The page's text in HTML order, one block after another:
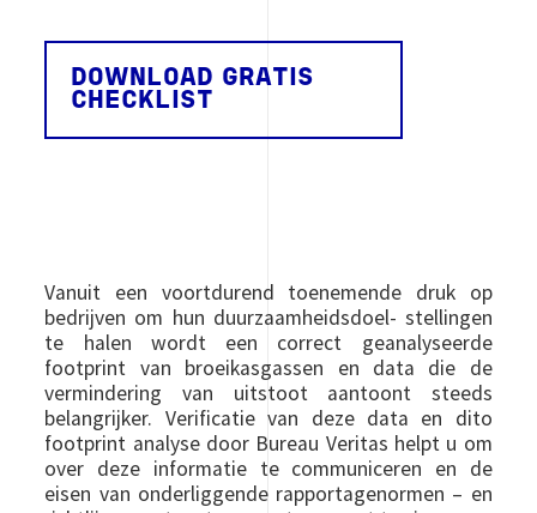
DOWNLOAD GRATIS
CHECKLIST
Vanuit een voortdurend toenemende druk op
bedrijven om hun duurzaamheidsdoel- stellingen
te halen wordt een correct geanalyseerde
footprint van broeikasgassen en data die de
vermindering van uitstoot aantoont steeds
belangrijker. Verificatie van deze data en dito
footprint analyse door Bureau Veritas helpt u om
over deze informatie te communiceren en de
eisen van onderliggende rapportagenormen – en